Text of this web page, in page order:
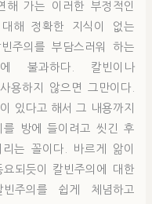
해 가는 이러한 부정적인
해 정확한 지식이 없는
주의를 부담스러워 하는
불과하다. 칼빈이나
용하지 않으면 그만이다.
있다고 해서 그 내용까지
를 방에 들이려고 씻긴 후
는 꼴이다. 바르게 앎이
되듯이 칼빈주의에 대한
주의를 쉽게 체념하고